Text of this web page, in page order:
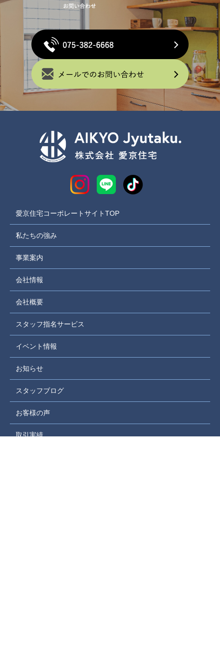
愛京住宅コーポレートサイトTOP
私たちの強み
事業案内
会社情報
会社概要
スタッフ指名サービス
イベント情報
お知らせ
スタッフブログ
お客様の声
取引実績